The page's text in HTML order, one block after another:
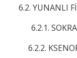
6.2. YUNANLI
6.2.1.
6.2.2.